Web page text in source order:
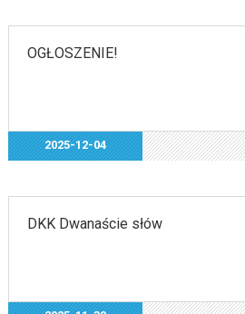
OGŁOSZENIE!
2025-12-04
DKK Dwanaście słów